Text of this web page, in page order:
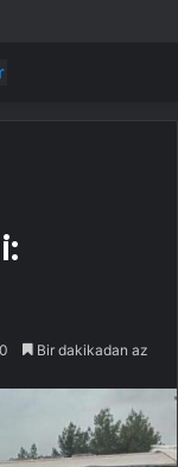
0 Bir dakikadan az